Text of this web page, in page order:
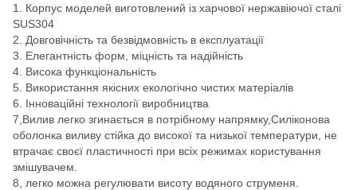
1. Корпус моделей виготовлений із харчової нержавіючої сталі
SUS304
2. Довговічність та безвідмовність в експлуатації
3. Елегантність форм, міцність та надійність
4. Висока функціональність
5. Використання якісних екологічно чистих матеріалів
6. Інноваційні технології виробництва
7,Вилив легко згинається в потрібному напрямку,Силіконова
оболонка виливу стійка до високої та низької температури, не
втрачає своєї пластичності при всіх режимах користування
змішувачем.
8, легко можна регулювати висоту водяного струменя.